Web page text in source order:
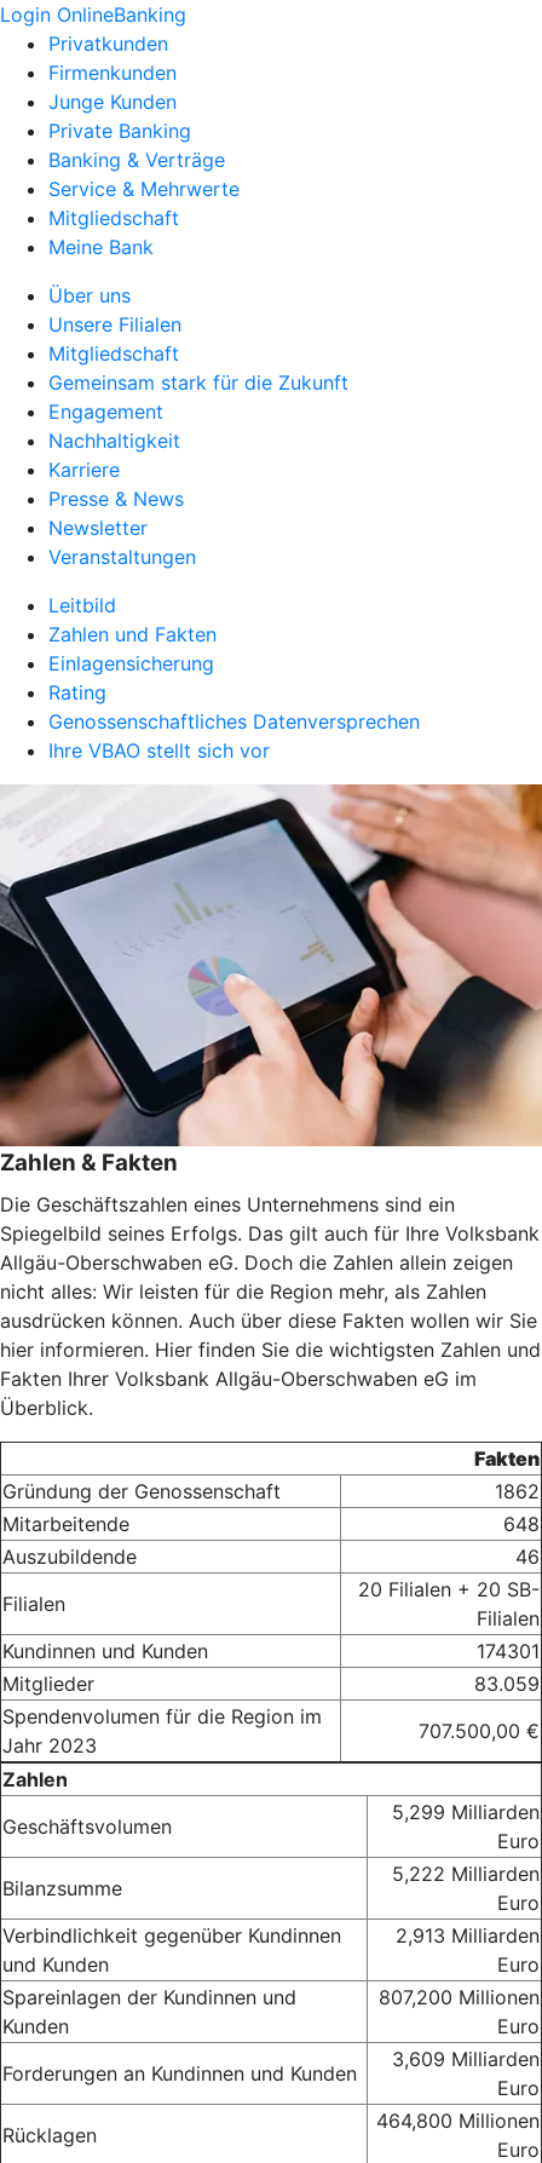
Login OnlineBanking
Privatkunden
Firmenkunden
Junge Kunden
Private Banking
Banking & Verträge
Service & Mehrwerte
Mitgliedschaft
Meine Bank
Über uns
Unsere Filialen
Mitgliedschaft
Gemeinsam stark für die Zukunft
Engagement
Nachhaltigkeit
Karriere
Presse & News
Newsletter
Veranstaltungen
Leitbild
Zahlen und Fakten
Einlagensicherung
Rating
Genossenschaftliches Datenversprechen
Ihre VBAO stellt sich vor
Zahlen & Fakten
Die Geschäftszahlen eines Unternehmens sind ein
Spiegelbild seines Erfolgs. Das gilt auch für Ihre Volksbank
Allgäu-Oberschwaben eG. Doch die Zahlen allein zeigen
nicht alles: Wir leisten für die Region mehr, als Zahlen
ausdrücken können. Auch über diese Fakten wollen wir Sie
hier informieren. Hier finden Sie die wichtigsten Zahlen und
Fakten Ihrer Volksbank Allgäu-Oberschwaben eG im
Überblick.
Fakten
Gründung der Genossenschaft
1862
Mitarbeitende
648
Auszubildende
46
Filialen
20 Filialen + 20 SB-
Filialen
Kundinnen und Kunden
174301
Mitglieder
83.059
Spendenvolumen für die Region im
Jahr 2023
707.500,00 €
Zahlen
Geschäftsvolumen
5,299 Milliarden
Euro
Bilanzsumme
5,222 Milliarden
Euro
Verbindlichkeit gegenüber Kundinnen
und Kunden
2,913 Milliarden
Euro
Spareinlagen der Kundinnen und
Kunden
807,200 Millionen
Euro
Forderungen an Kundinnen und Kunden
3,609 Milliarden
Euro
Rücklagen
464,800 Millionen
Euro